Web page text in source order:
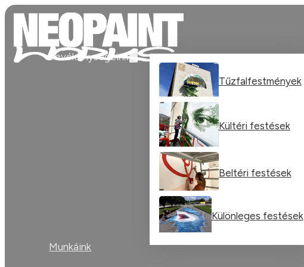
Tevékenységeink
Tűzfalfestmények
Kültéri festések
Beltéri festések
Különleges festések
Munkáink